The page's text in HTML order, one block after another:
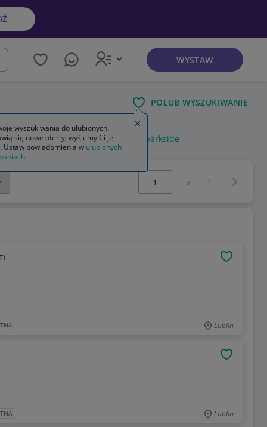
WYSTAW
POLUB WYSZUKIWANIE
szlifierka wielofunkcyjna parkside
Wybierz stronę:
z 1
Lublin
Lublin
wyszukiwania do ulubionych.
się nowe oferty, wyślemy Ci je
Ustaw powiadomienia w ulubionych
.
Zamknij wskazówkę